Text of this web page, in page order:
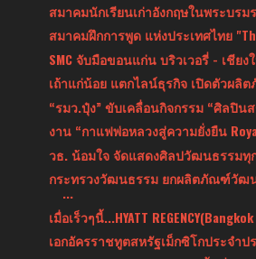
สมาคมนักเรียนเก่าอังกฤษในพระบร
สมาคมฝึกการพูด แห่งประเทศไทย
SMC จับมือขอนแก่น บริวเวอรี่ - เชียง
เถ้าแก่น้อย แตกไลน์ธุรกิจ เปิดตัวผลิ
“รมว.ปุ๋ง” ขับเคลื่อนกิจกรรม “ศิลปิน
งาน “กาแฟพ่อหลวงสู่ความยั่งยืน
วธ. น้อมใจ จัดแสดงศิลปวัฒนธรรมทุ
กระทรวงวัฒนธรรม ยกผลิตภัณฑ์วัฒน
...
เมื่อเร็วๆนี้...HYATT
เอกอัครราชทูตสหรัฐเม็กซิโกประจำป